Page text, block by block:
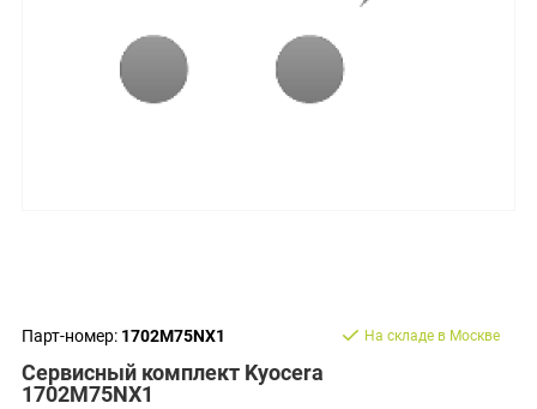
Парт-номер: 1702M75NX1
Сервисный комплект Kyocera
1702M75NX1
На складе в Москве